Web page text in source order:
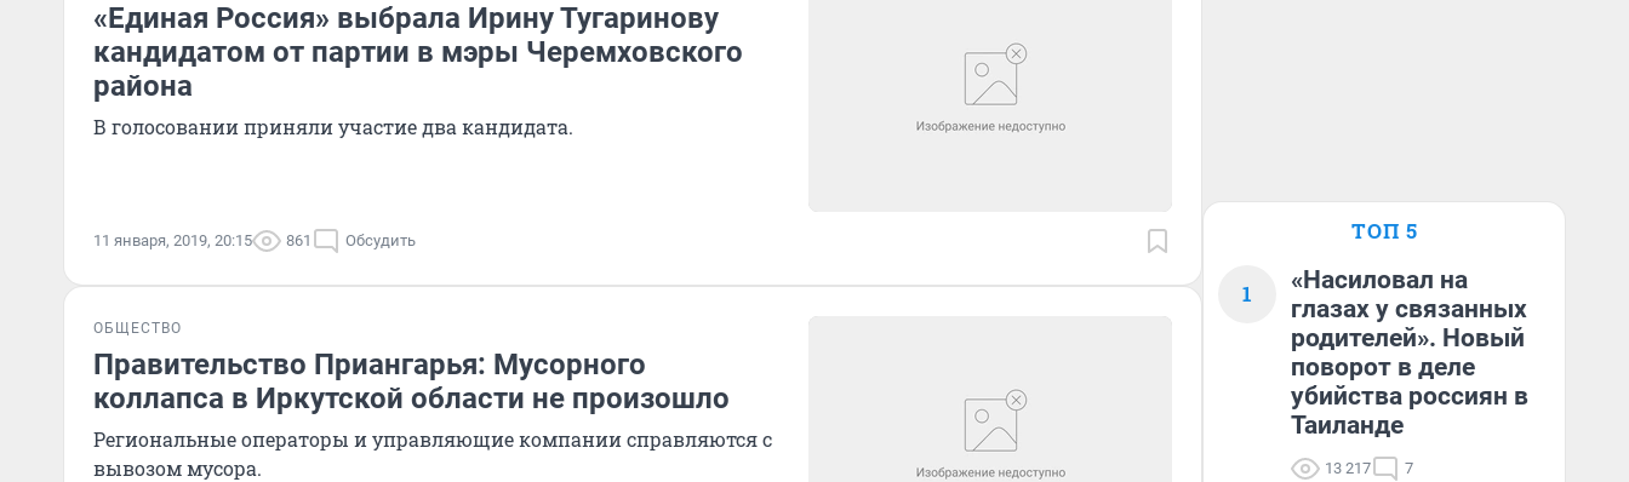
«Единая Россия» выбрала Ирину Тугаринову
кандидатом от партии в мэры Черемховского
района
В голосовании приняли участие два кандидата.
11 января, 2019, 20:15 861 Обсудить
ОБЩЕСТВО
Правительство Приангарья: Мусорного
коллапса в Иркутской области не произошло
Региональные операторы и управляющие компании справляются с
вывозом мусора.
ТОП 5
1
«Насиловал на
глазах у связанных
родителей». Новый
поворот в деле
убийства россиян в
Таиланде
13 217 7